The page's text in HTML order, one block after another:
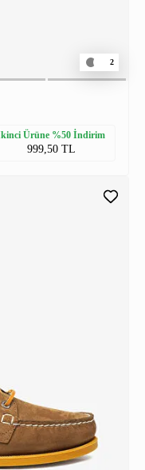
2
Ürüne %50 İndirim
999,50 TL